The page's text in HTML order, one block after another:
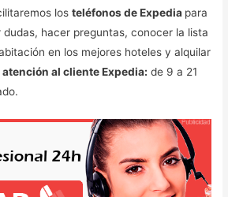
losteléfonos de Expedia para
hacer preguntas, conocer la lista
en los mejores hoteles y alquilar
al cliente Expedia: de 9 a 21